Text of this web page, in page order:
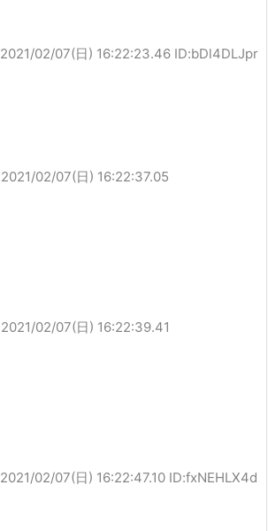
2021/02/07(日) 16:22:23.46 ID:bDl4DLJpr
2021/02/07(日) 16:22:37.05
2021/02/07(日) 16:22:39.41
2021/02/07(日) 16:22:47.10 ID:fxNEHLX4d